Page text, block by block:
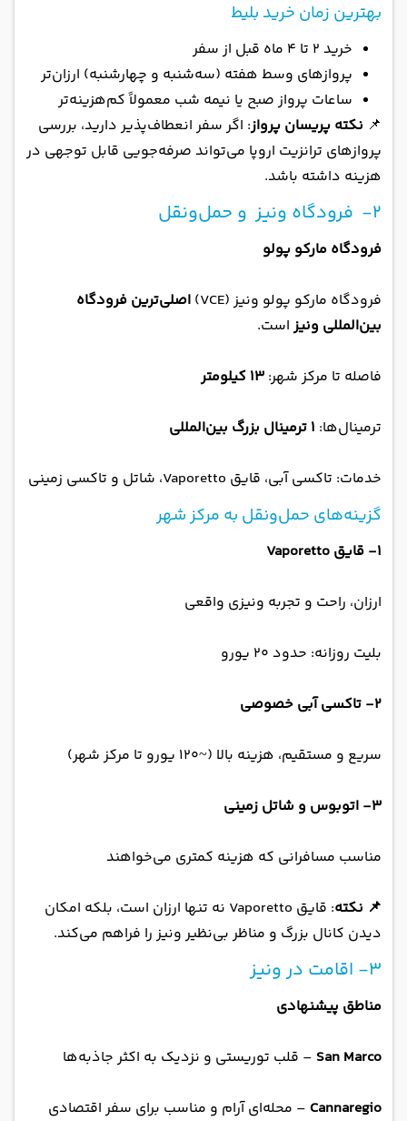
بهترین زمان خرید بلیط
خرید ۲ تا ۴ ماه قبل از سفر
پروازهای وسط هفته (سه‌شنبه و چهارشنبه) ارزان‌تر
ساعات پرواز صبح یا نیمه شب معمولاً کم‌هزینه‌تر
📌 نکته پریسان پرواز: اگر سفر انعطاف‌پذیر دارید، بررسی
پروازهای ترانزیت اروپا می‌تواند صرفه‌جویی قابل توجهی در
هزینه داشته باشد.
2- فرودگاه ونیز و حمل‌ونقل
فرودگاه مارکو پولو
فرودگاه مارکو پولو ونیز (VCE)
اصلی‌ترین فرودگاه
بین‌المللی ونیزاست.
فاصله تا مرکز شهر: ۱۳ کیلومتر
ترمینال‌ها: ۱ ترمینال بزرگ بین‌المللی
خدمات: تاکسی آبی، قایق Vaporetto، شاتل و تاکسی زمینی
گزینه‌های حمل‌ونقل به مرکز شهر
1- قایق Vaporetto
ارزان، راحت و تجربه ونیزی واقعی
بلیت روزانه: حدود ۲۰ یورو
2- تاکسی آبی خصوصی
سریع و مستقیم، هزینه بالا (~۱۲۰ یورو تا مرکز شهر)
3- اتوبوس و شاتل زمینی
مناسب مسافرانی که هزینه کمتری می‌خواهند
📌 نکته
: قایق Vaporetto نه تنها ارزان است، بلکه امکان
دیدن کانال بزرگ و مناظر بی‌نظیر ونیز را فراهم می‌کند.
3- اقامت در ونیز
مناطق پیشنهادی
San Marco – قلب توریستی و نزدیک به اکثر جاذبه‌ها
Cannaregio – محله‌ای آرام و مناسب برای سفر اقتصادی